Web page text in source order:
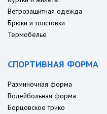
Ветрозащитная одежда
Брюки и толстовки
Термобелье
СПОРТИВНАЯ ФОРМА
Разминочная форма
Волейбольная форма
Борцовское трико